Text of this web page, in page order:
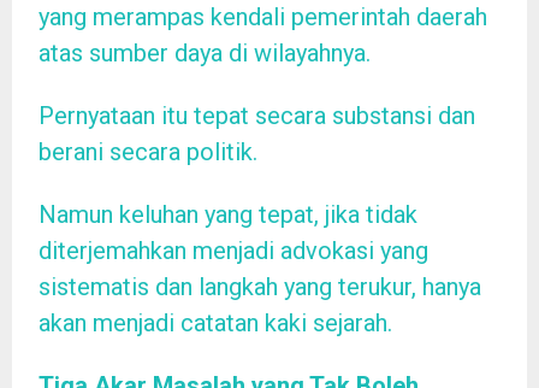
yang merampas kendali pemerintah daerah
atas sumber daya di wilayahnya.
Pernyataan itu tepat secara substansi dan
berani secara politik.
Namun keluhan yang tepat, jika tidak
diterjemahkan menjadi advokasi yang
sistematis dan langkah yang terukur, hanya
akan menjadi catatan kaki sejarah.